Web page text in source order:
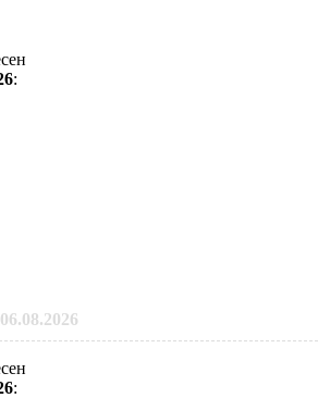
:
06.08.2026
: